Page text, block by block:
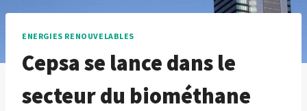
ENERGIES RENOUVELABLES
Cepsa se lance dans le
secteur du biométhane